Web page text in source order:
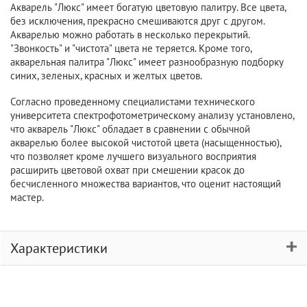
Акварель "Люкс" имеет богатую цветовую палитру. Все цвета,
без исключения, прекрасно смешиваются друг с другом.
Акварелью можно работать в несколько перекрытий.
"Звонкость" и "чистота" цвета не теряется. Кроме того,
акварельная палитра "Люкс" имеет разнообразную подборку
синих, зеленых, красных и желтых цветов.
Согласно проведенному специалистами технического
университета спектрофотометрическому анализу установлено,
что акварель "Люкс" обладает в сравнении с обычной
акварелью более высокой чистотой цвета (насыщенностью),
что позволяет кроме лучшего визуального восприятия
расширить цветовой охват при смешении красок до
бесчисленного множества вариантов, что оценит настоящий
мастер.
Характеристики